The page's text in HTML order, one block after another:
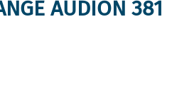
AUDION 381 P